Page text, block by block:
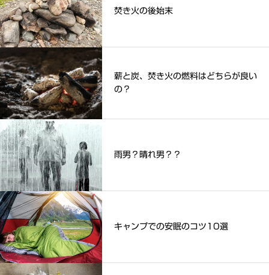
焚き火の後始末
薪と炭、焚き火の燃料はどちらが良い
の？
雨男？晴れ男？？
キャンプでの安眠のコツ10選